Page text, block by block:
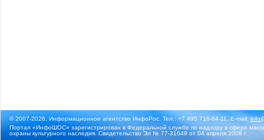
© 2007-2026, Информационное агентство ИнфоРос. Тел.: +7 495 718-84-11, E-mail:
Портал «ИнфоШОС» зарегистрирован в Федеральной службе по надзору в сфере
охраны культурного наследия. Свидетельство Эл № 77-31649 от 04 апреля 2008 г.